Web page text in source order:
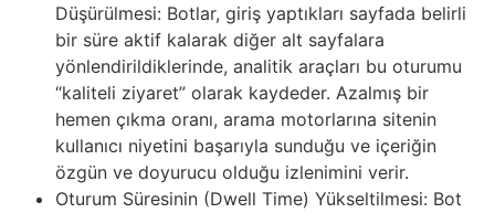
Düşürülmesi: Botlar, giriş yaptıkları sayfada belirli
bir süre aktif kalarak diğer alt sayfalara
yönlendirildiklerinde, analitik araçları bu oturumu
“kaliteli ziyaret” olarak kaydeder. Azalmış bir
hemen çıkma oranı, arama motorlarına sitenin
kullanıcı niyetini başarıyla sunduğu ve içeriğin
özgün ve doyurucu olduğu izlenimini verir.
Oturum Süresinin (Dwell Time) Yükseltilmesi: Bot